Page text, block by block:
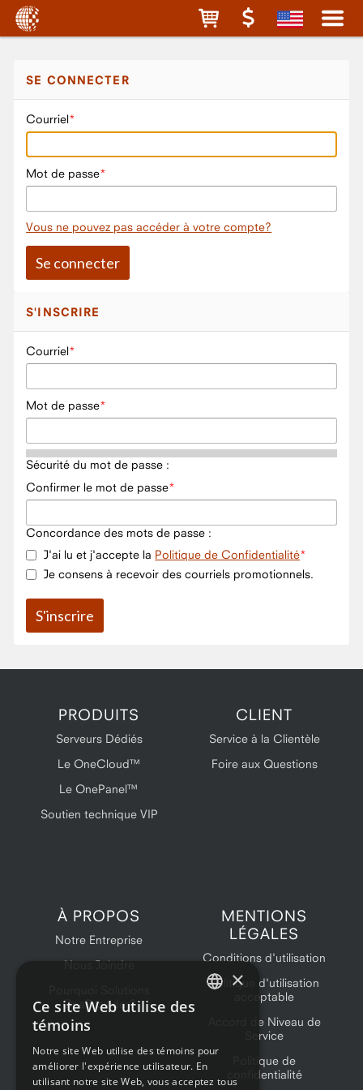
SE CONNECTER
Courriel
Mot de passe
Vous ne pouvez pas accéder à votre compte?
S'INSCRIRE
Courriel
Mot de passe
Sécurité du mot de passe :
Confirmer le mot de passe
Concordance des mots de passe :
J'ai lu et j'accepte la Politique de Confidentialité
Je consens à recevoir des courriels promotionnels.
PRODUITS
Serveurs Dédiés
Le OneCloud™
Le OnePanel™
Soutien technique VIP
CLIENT
Service à la Clientèle
Foire aux Questions
À PROPOS
Notre Entreprise
Nous Joindre
OneProvider?
MENTIONS
LÉGALES
Conditions d'utilisation
Politique d'utilisation
acceptable
Accord de Niveau de
Service
Politique de
confidentialité
×
Ce site Web utilise des
témoins
Notre site Web utilise des témoins pour
améliorer l'expérience utilisateur. En
utilisant notre site Web, vous acceptez tous